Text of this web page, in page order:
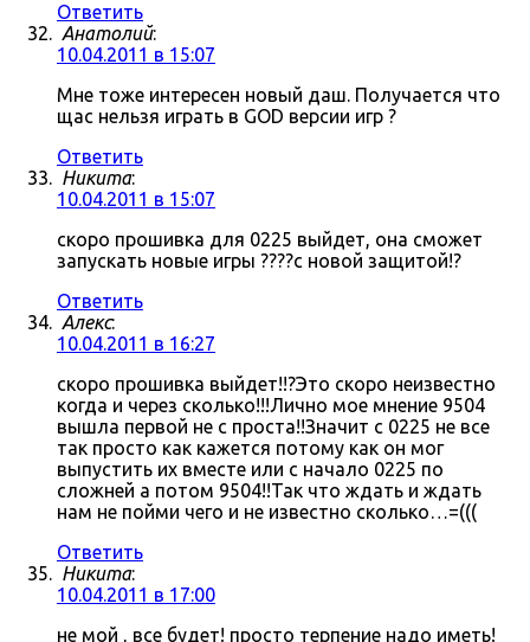
Ответить
Анатолий:
10.04.2011 в 15:07
Мне тоже интересен новый даш. Получается что
щас нельзя играть в GOD версии игр ?
Ответить
Никита:
10.04.2011 в 15:07
скоро прошивка для 0225 выйдет, она сможет
запускать новые игры ????с новой защитой!?
Ответить
Алекс:
10.04.2011 в 16:27
скоро прошивка выйдет!!?Это скоро неизвестно
когда и через сколько!!!Лично мое мнение 9504
вышла первой не с проста!!Значит с 0225 не все
так просто как кажется потому как он мог
выпустить их вместе или с начало 0225 по
сложней а потом 9504!!Так что ждать и ждать
нам не пойми чего и не известно сколько…=(((
Ответить
Никита:
10.04.2011 в 17:00
не мой , все будет! просто терпение надо иметь!